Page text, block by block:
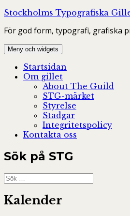
Hoppa
innehåll
Stockholms Typografiska
För god form, typografi, grafiska
Meny och widgets
Startsidan
Om gillet
About The Guild
STG-märket
Styrelse
Stadgar
Integritetspolicy
Kontakta oss
Sök på STG
Sök
efter:
Kalender